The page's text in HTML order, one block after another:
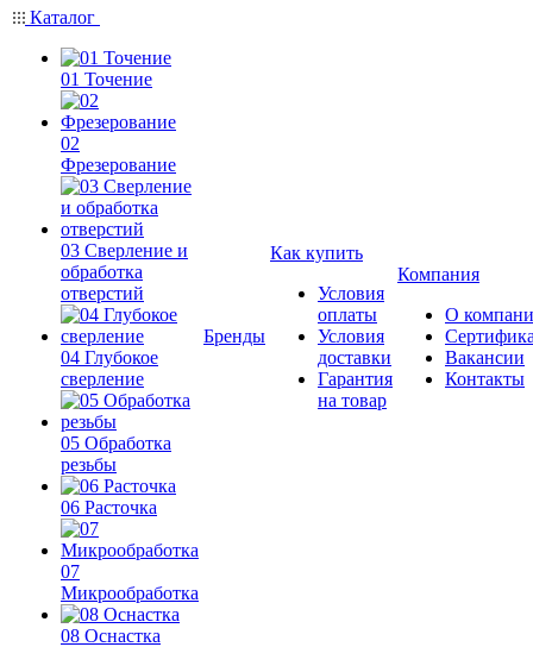
Каталог
01 Точение
02
Фрезерование
03 Сверление и
обработка
отверстий
04 Глубокое
сверление
05 Обработка
резьбы
06 Расточка
07
Микрообработка
08 Оснастка
Бренды
Как купить
Условия
оплаты
Условия
доставки
Гарантия
на товар
Компания
О
Вакансии
Контакты